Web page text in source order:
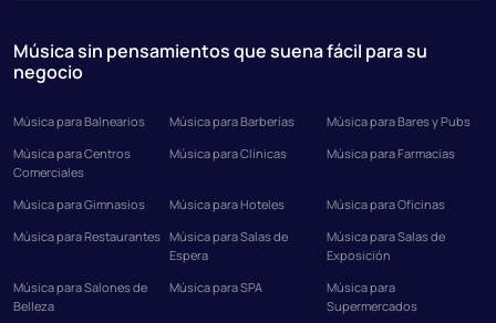
Música sin pensamientos que suena fácil para su
negocio
Música para Balnearios Música para Barberías
Música para Bares y Pubs
Música para Centros
Comerciales
Música para Clínicas Música para Farmacias
Música para Gimnasios Música para Hoteles
Música para Oficinas
Música para Restaurantes Música para Salas de
Espera
Música para Salas de
Exposición
Música para Salones de
Belleza
Música para SPA
Música para
Supermercados